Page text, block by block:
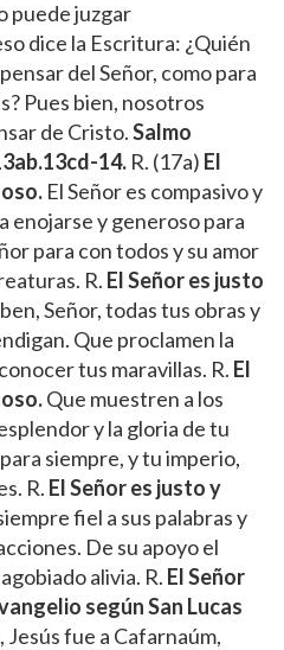
puede juzgar
dice la Escritura: ¿Quién
del Señor, como para
Pues bien, nosotros
de Cristo.Salmo
14. R. (17a) El
El Señor es compasivo y
enojarse y generoso para
para con todos y su amor
R. El Señor es justo
Señor, todas tus obras y
Que proclamen la
tus maravillas. R. El
Que muestren a los
y la gloria de tu
siempre, y tu imperio,
R. El Señor es justo y
fiel a sus palabras y
De su apoyo el
alivia. R. El Señor
según San Lucas
Jesús fue a Cafarnaúm,